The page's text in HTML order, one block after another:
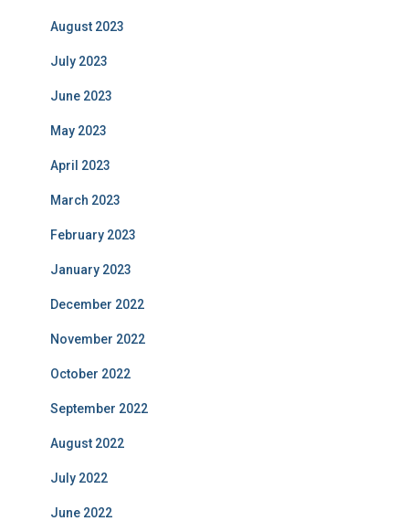
August 2023
July 2023
June 2023
May 2023
April 2023
March 2023
February 2023
January 2023
December 2022
November 2022
October 2022
September 2022
August 2022
July 2022
June 2022